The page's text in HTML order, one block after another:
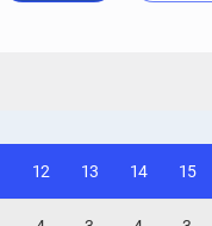
12 13 14 15